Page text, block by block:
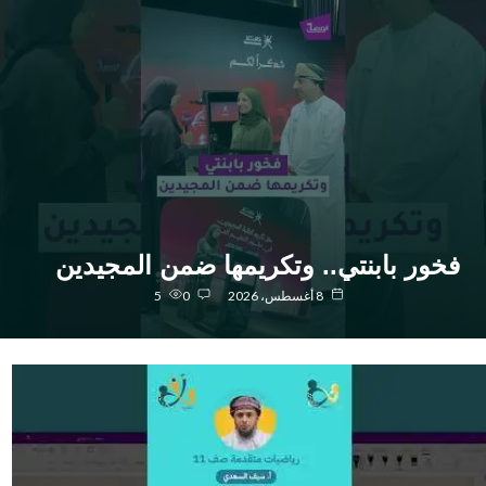
فخور بابنتي.. وتكريمها ضمن المجيدين
5